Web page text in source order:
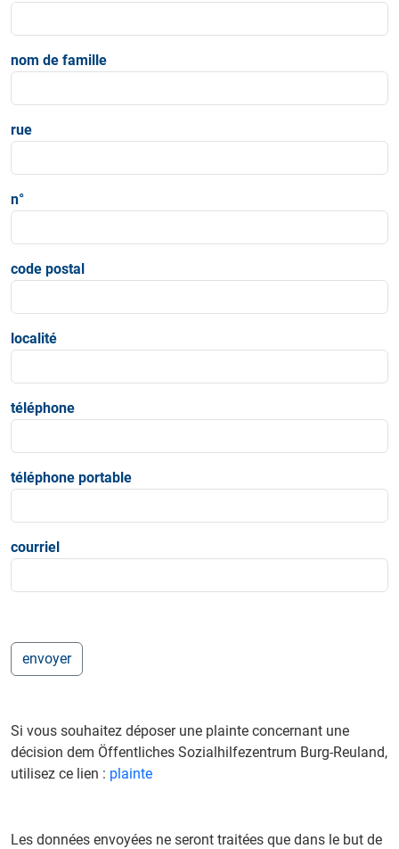
nom de famille
rue
n°
code postal
localité
téléphone
téléphone portable
courriel
Si vous souhaitez déposer une plainte concernant une
décision dem Öffentliches Sozialhilfezentrum Burg-Reuland,
utilisez ce lien : plainte
Les données envoyées ne seront traitées que dans le but de